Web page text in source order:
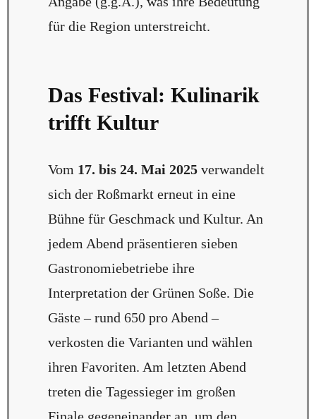
für die Region unterstreicht.
Das Festival: Kulinarik
trifft Kultur
Vom 17. bis 24. Mai 2025 verwandelt
sich der Roßmarkt erneut in eine
Bühne für Geschmack und Kultur. An
jedem Abend präsentieren sieben
Gastronomiebetriebe ihre
Interpretation der Grünen Soße. Die
Gäste – rund 650 pro Abend –
verkosten die Varianten und wählen
ihren Favoriten. Am letzten Abend
treten die Tagessieger im großen